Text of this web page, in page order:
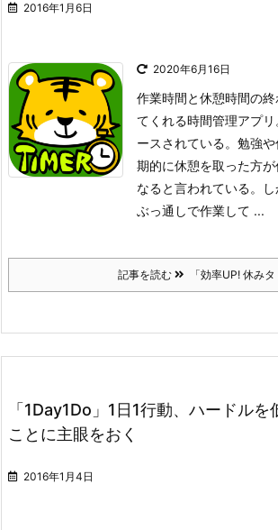
2016年1月6日
2020年6月16日
作業時間と休憩時間の
てくれる時間管理アプ
ースされている。 勉強
期的に休憩を取った方が
なると言われている。
ぶっ通しで作業して ...
記事を読む 「効率UP! 休みタ
「1Day1Do」1日1行動、ハードルを
ことに主眼をおく
2016年1月4日